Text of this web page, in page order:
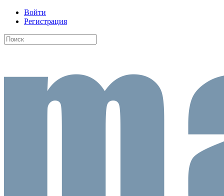
Войти
Регистрация